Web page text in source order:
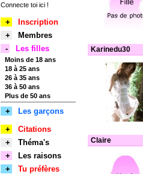
Karinedu30
Claire
Connecte toi ici !
+
Inscription
+
Membres
-
Les filles
Moins de 18 ans
18 à 25 ans
26 à 35 ans
36 à 50 ans
Plus de 50 ans
+
Les garçons
+
Citations
+
Théma's
+
Les raisons
+
Tu préfères